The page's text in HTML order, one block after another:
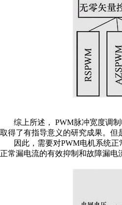
综上所述， PWM脉冲宽度调
取得了有指导意义的研究成果。但
因此，需要对PWM电机系统
正常漏电流的有效抑制和故障漏